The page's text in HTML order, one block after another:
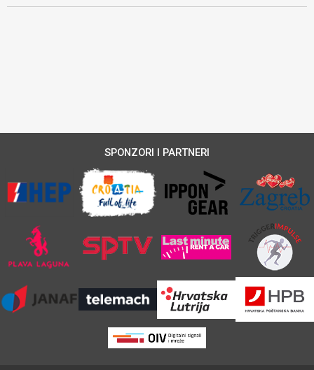
SPONZORI I PARTNERI